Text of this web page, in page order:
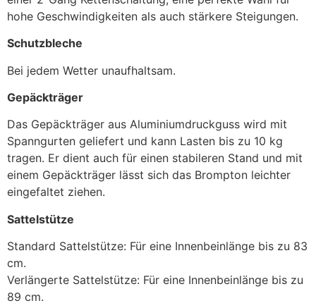
hohe Geschwindigkeiten als auch stärkere Steigungen.
Schutzbleche
Bei jedem Wetter unaufhaltsam.
Gepäckträger
Das Gepäckträger aus Aluminiumdruckguss wird mit
Spanngurten geliefert und kann Lasten bis zu 10 kg
tragen. Er dient auch für einen stabileren Stand und mit
einem Gepäckträger lässt sich das Brompton leichter
eingefaltet ziehen.
Sattelstütze
Standard Sattelstütze: Für eine Innenbeinlänge bis zu 83
cm.
Verlängerte Sattelstütze: Für eine Innenbeinlänge bis zu
89 cm.